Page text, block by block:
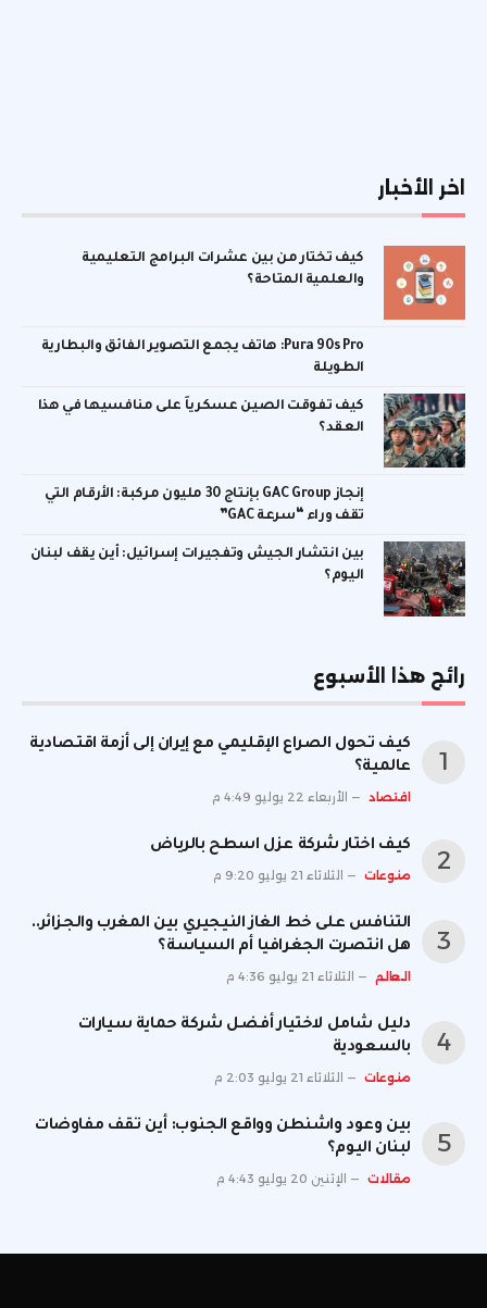
اخر الأخبار
كيف تختار من بين عشرات البرامج التعليمية
والعلمية المتاحة؟
Pura 90s Pro: هاتف يجمع التصوير الفائق والبطارية
الطويلة
كيف تفوقت الصين عسكرياً على منافسيها في هذا
العقد؟
إنجاز GAC Group بإنتاج 30 مليون مركبة: الأرقام التي
تقف وراء “سرعة GAC”
بين انتشار الجيش وتفجيرات إسرائيل: أين يقف لبنان
اليوم؟
رائج هذا الأسبوع
كيف تحول الصراع الإقليمي مع إيران إلى أزمة اقتصادية
عالمية؟
اقتصاد الأربعاء 22 يوليو 4:49 م
كيف اختار شركة عزل اسطح بالرياض
منوعات الثلاثاء 21 يوليو 9:20 م
التنافس على خط الغاز النيجيري بين المغرب والجزائر..
هل انتصرت الجغرافيا أم السياسة؟
العالم الثلاثاء 21 يوليو 4:36 م
دليل شامل لاختيار أفضل شركة حماية سيارات
بالسعودية
منوعات الثلاثاء 21 يوليو 2:03 م
بين وعود واشنطن وواقع الجنوب: أين تقف مفاوضات
لبنان اليوم؟
مقالات الإثنين 20 يوليو 4:43 م